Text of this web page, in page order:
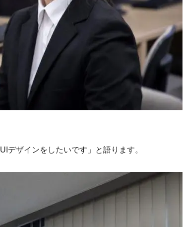
UI デザインをしたいです」と語ります。